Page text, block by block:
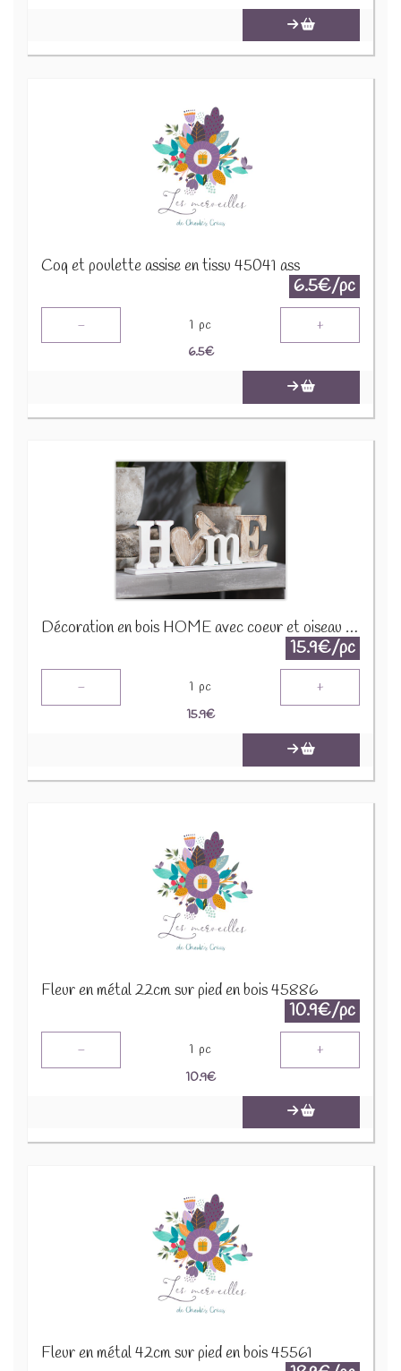
Coq et poulette assise en tissu 45041 ass
6.5€/pc
- 1 pc +
6.5€
Décoration en bois HOME avec coeur et oiseau 770304
15.9€/pc
- 1 pc +
15.9€
Fleur en métal 22cm sur pied en bois 45886
10.9€/pc
- 1 pc +
10.9€
Fleur en métal 42cm sur pied en bois 45561